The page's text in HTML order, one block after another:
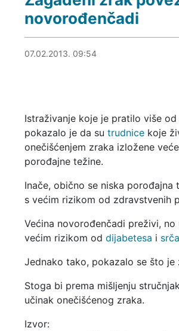
novorođenčadi
07.02.2013. 10:14
07.02.2013. 09:54
Istraživanje koje je pratilo više
pokazalo je da su trudnicekoje
onečišćenjem zraka izložene
porođajne težine.
Inače, obično se niska
s većim rizikom od zdravstvenih
Većina novorođenčadi preživi,
većim rizikom od dijabetesa i
Jednako tako, pokazalo se što
Stoga bi prema mišljenju
učinak onečišćenog zraka.
Izvor: